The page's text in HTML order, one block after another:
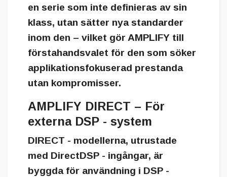
en serie som inte definieras av sin
klass, utan sätter nya standarder
inom den – vilket gör AMPLIFY till
förstahandsvalet för den som söker
applikationsfokuserad prestanda
utan kompromisser.
AMPLIFY DIRECT – För
externa DSP - system
DIRECT - modellerna, utrustade
med DirectDSP - ingångar, är
byggda för användning i DSP -